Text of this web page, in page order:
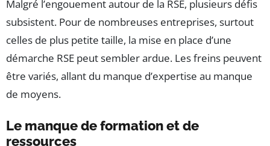
Malgré l’engouement autour de la RSE, plusieurs défis
subsistent. Pour de nombreuses entreprises, surtout
celles de plus petite taille, la mise en place d’une
démarche RSE peut sembler ardue. Les freins peuvent
être variés, allant du manque d’expertise au manque
de moyens.
Le manque de formation et de
ressources